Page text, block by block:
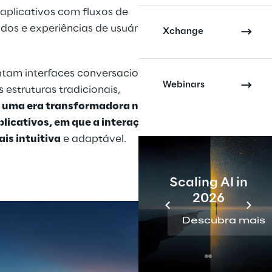
Xchange
Webinars
Scaling AI in
2026
Descubra mais
com fluxos de
e experiências de usuário
interfaces conversacionais,
estruturas tradicionais,
uma era transformadora no
em que a interação do
intuitiva e adaptável.